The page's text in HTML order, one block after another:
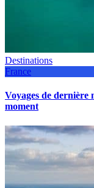
Destinations
France
Voyages de
moment